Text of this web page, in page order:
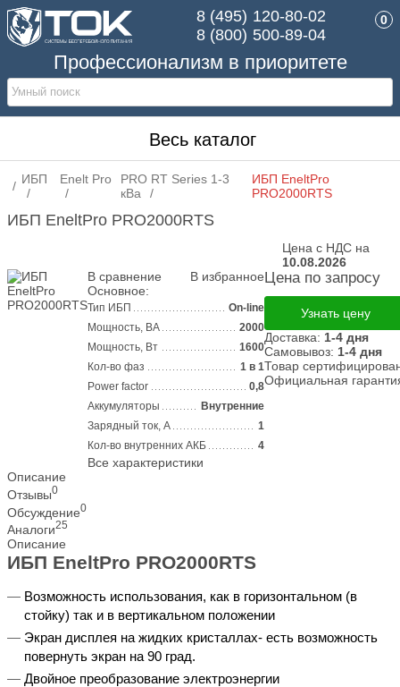
Профессионализм в приоритете
8 (495) 120-80-02
8 (800) 500-89-04
0
Весь каталог
ИБП Enelt Pro
PRO RT Series 1-3
кВа
ИБП EneltPro
PRO2000RTS
ИБП EneltPro PRO2000RTS
Цена с НДС на
10.08.2026
В сравнение
В избранное
Основное:
Тип ИБП
On-line
Мощность, ВА
2000
Мощность, Вт
1600
Кол-во фаз
1 в 1
Power factor
0,8
Аккумуляторы
Внутренние
Зарядный ток, А
1
Кол-во внутренних АКБ
4
Все характеристики
Цена по запросу
Узнать цену
Доставка: 1-4 дня
Самовывоз: 1-4 дня
Товар
Официальная
Описание
Отзывы0
Обсуждение0
Аналоги25
Описание
ИБП EneltPro PRO2000RTS
Возможность использования, как в горизонтальном (в
стойку) так и в вертикальном положении
Экран дисплея на жидких кристаллах- есть возможность
повернуть экран на 90 град.
Двойное преобразование электроэнергии